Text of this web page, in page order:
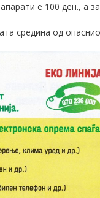
е 100 ден., а
средина од